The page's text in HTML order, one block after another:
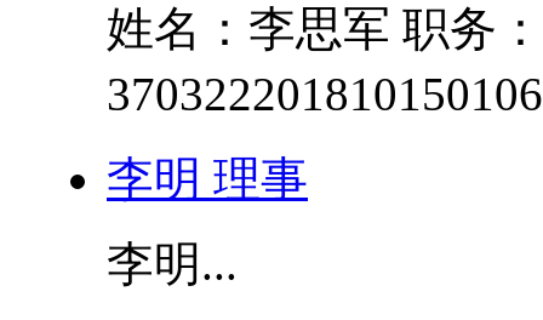
姓名：李思军 职务
李明 理事
李明...